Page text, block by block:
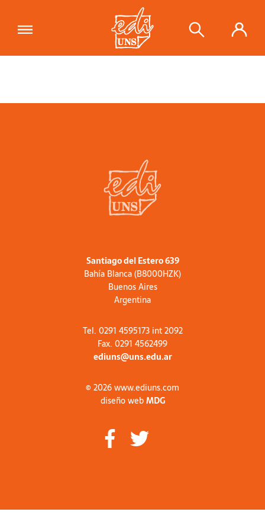
Santiago del Estero 639
Bahía Blanca (B8000HZK)
Buenos Aires
Argentina
Tel. 0291 4595173 int 2092
Fax. 0291 4562499
ediuns@uns.edu.ar
© 2026 www.ediuns.com
diseño webMDG